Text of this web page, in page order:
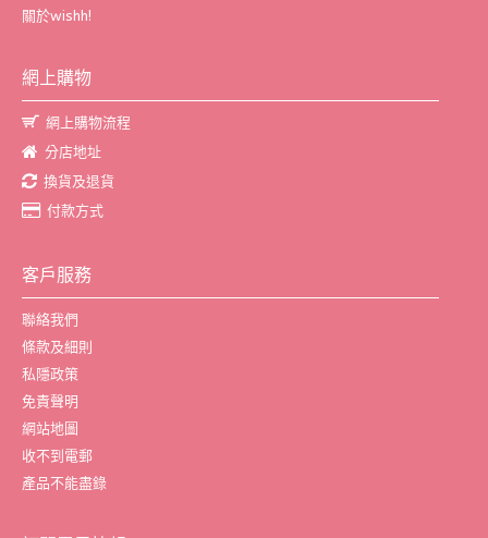
關於wishh!
網上購物
網上購物流程
分店地址
換貨及退貨
付款方式
客戶服務
聯絡我們
條款及細則
私隱政策
免責聲明
網站地圖
收不到電郵
產品不能盡錄